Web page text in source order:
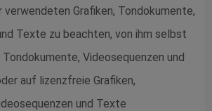
Grafiken, Tondokumente,
Texte zu beachten, von ihm selbst
Videosequenzen und
auf lizenzfreie Grafiken,
und Texte